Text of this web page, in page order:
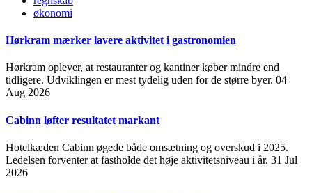
økonomi
Hørkram mærker lavere aktivitet i gastronomien
Hørkram oplever, at restauranter og kantiner køber mindre end
tidligere. Udviklingen er mest tydelig uden for de større byer. 04
Aug 2026
Cabinn løfter resultatet markant
Hotelkæden Cabinn øgede både omsætning og overskud i 2025.
Ledelsen forventer at fastholde det høje aktivitetsniveau i år. 31 Jul
2026